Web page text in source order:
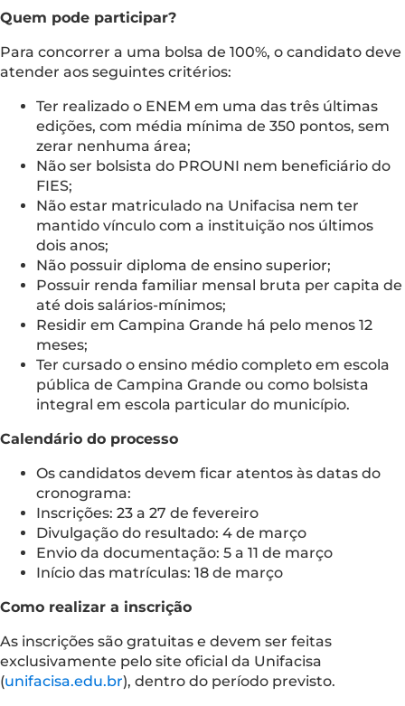
Quem pode participar?
Para concorrer a uma bolsa de 100%, o candidato deve
atender aos seguintes critérios:
Ter realizado o ENEM em uma das três últimas
edições, com média mínima de 350 pontos, sem
zerar nenhuma área;
Não ser bolsista do PROUNI nem beneficiário do
FIES;
Não estar matriculado na Unifacisa nem ter
mantido vínculo com a instituição nos últimos
dois anos;
Não possuir diploma de ensino superior;
Possuir renda familiar mensal bruta per capita de
até dois salários-mínimos;
Residir em Campina Grande há pelo menos 12
meses;
Ter cursado o ensino médio completo em escola
pública de Campina Grande ou como bolsista
integral em escola particular do município.
Calendário do processo
Os candidatos devem ficar atentos às datas do
cronograma:
Inscrições: 23 a 27 de fevereiro
Divulgação do resultado: 4 de março
Envio da documentação: 5 a 11 de março
Início das matrículas: 18 de março
Como realizar a inscrição
As inscrições são gratuitas e devem ser feitas
exclusivamente pelo site oficial da Unifacisa
(unifacisa.edu.br), dentro do período previsto.